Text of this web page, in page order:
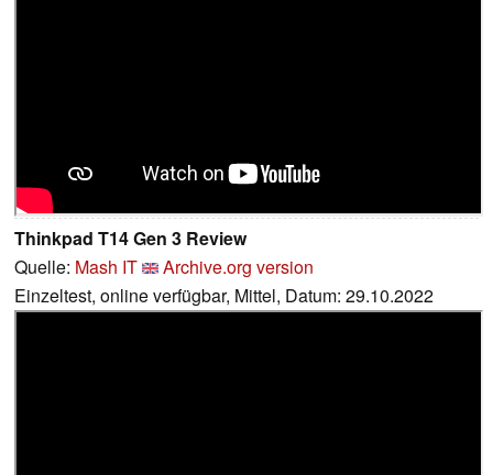
Thinkpad T14 Gen 3 Review
Quelle: Mash IT
Archive.org version
Einzeltest, online verfügbar, Mittel, Datum: 29.10.2022